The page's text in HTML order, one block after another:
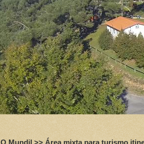
O Mundil >> Área mixta para turismo